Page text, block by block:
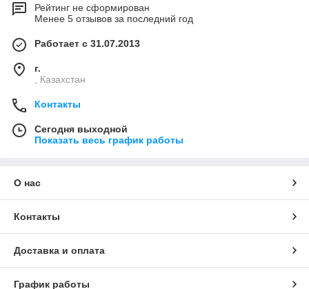
Рейтинг не сформирован
Менее 5 отзывов за последний год
Работает с 31.07.2013
г.
, Казахстан
Контакты
Сегодня выходной
Показать весь график работы
О нас
Контакты
Доставка и оплата
График работы